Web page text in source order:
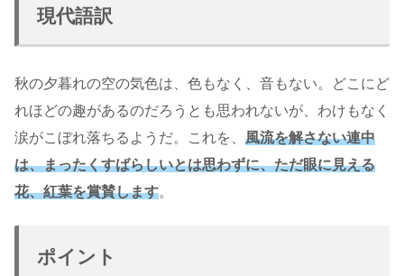
現代語訳
秋の夕暮れの空の気色は、色もなく、音もない。どこにど
れほどの趣があるのだろうとも思われないが、わけもなく
涙がこぼれ落ちるようだ。これを、 風流を解さない連中
は、まったくすばらしいとは思わずに、ただ眼に見える
花、紅葉を賞賛します。
ポイント